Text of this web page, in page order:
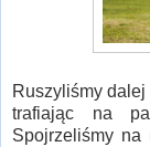
Ruszyliśmy dalej
trafiając na
Spojrzeliśmy